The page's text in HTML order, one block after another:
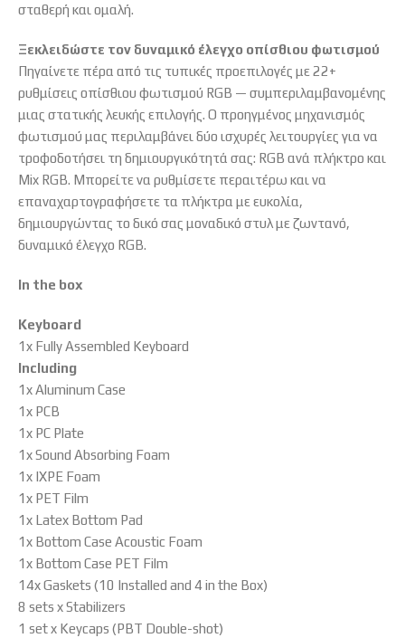
σταθερή και ομαλή.
Ξεκλειδώστε τον δυναμικό έλεγχο οπίσθιου φωτισμού
Πηγαίνετε πέρα από τις τυπικές προεπιλογές με 22+
ρυθμίσεις οπίσθιου φωτισμού RGB — συμπεριλαμβανομένης
μιας στατικής λευκής επιλογής. Ο προηγμένος μηχανισμός
φωτισμού μας περιλαμβάνει δύο ισχυρές λειτουργίες για να
τροφοδοτήσει τη δημιουργικότητά σας: RGB ανά πλήκτρο και
Mix RGB. Μπορείτε να ρυθμίσετε περαιτέρω και να
επαναχαρτογραφήσετε τα πλήκτρα με ευκολία,
δημιουργώντας το δικό σας μοναδικό στυλ με ζωντανό,
δυναμικό έλεγχο RGB.
In the box
Keyboard
1x Fully Assembled Keyboard
Including
1x Aluminum Case
1x PCB
1x PC Plate
1x Sound Absorbing Foam
1x IXPE Foam
1x PET Film
1x Latex Bottom Pad
1x Bottom Case Acoustic Foam
1x Bottom Case PET Film
14x Gaskets (10 Installed and 4 in the Box)
8 sets x Stabilizers
1 set x Keycaps (PBT Double-shot)